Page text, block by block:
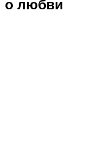
о любви